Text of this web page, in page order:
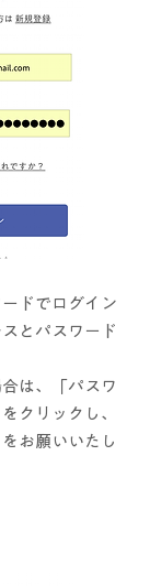
ドでログイン
とパスワード
は、「パスワ
クリックし、
お願いいたし